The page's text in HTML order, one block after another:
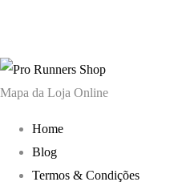
Mapa da Loja Online
Home
Blog
Termos & Condições